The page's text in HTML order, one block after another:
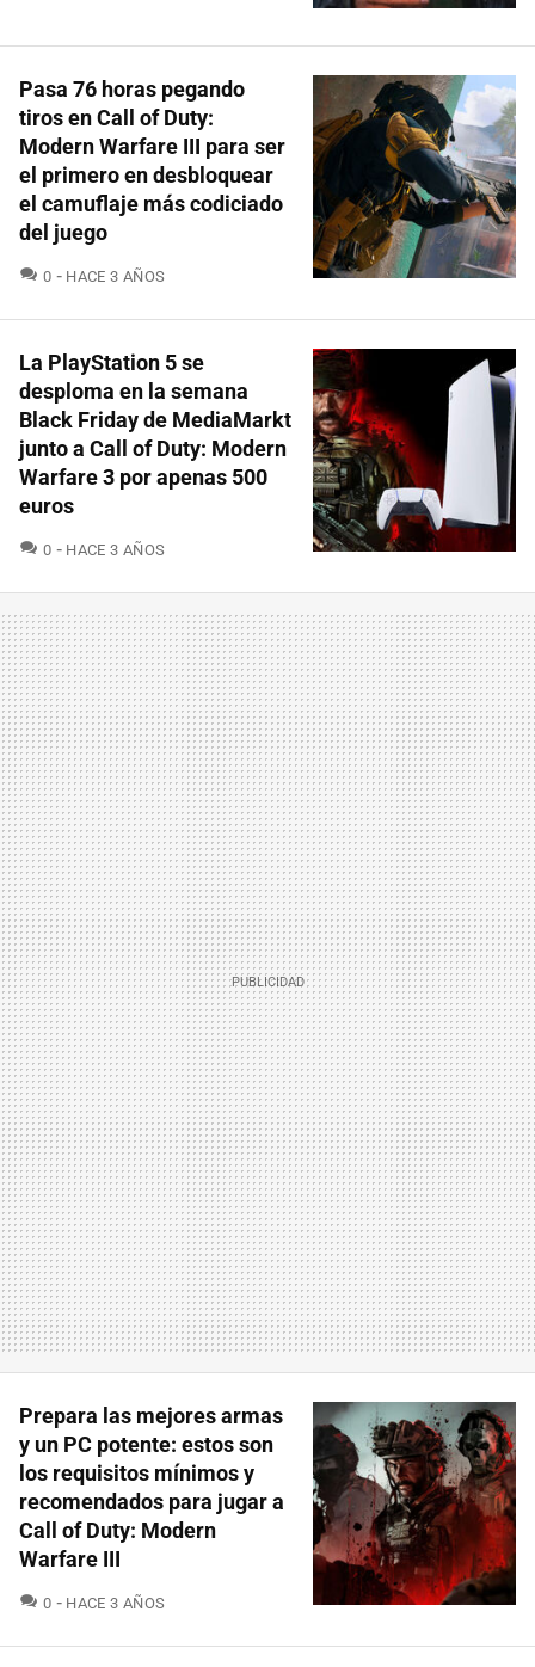
Pasa 76 horas pegando
tiros en Call of Duty:
Modern Warfare III para ser
el primero en desbloquear
el camuflaje más codiciado
del juego
0 COMENTARIOS
HACE 3 AÑOS
La PlayStation 5 se
desploma en la semana
Black Friday de MediaMarkt
junto a Call of Duty: Modern
Warfare 3 por apenas 500
euros
0 COMENTARIOS
HACE 3 AÑOS
Prepara las mejores armas
y un PC potente: estos son
los requisitos mínimos y
recomendados para jugar a
Call of Duty: Modern
Warfare III
0 COMENTARIOS
HACE 3 AÑOS